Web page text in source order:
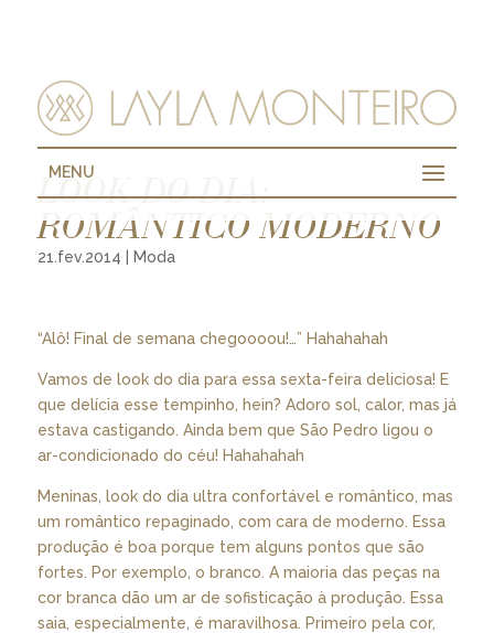
MENU
LOOK DO DIA:
ROMÂNTICO MODERNO
21.fev.2014 Moda
“Alô! Final de semana chegoooou!…” Hahahahah
Vamos de look do dia para essa sexta-feira deliciosa! E
que delícia esse tempinho, hein? Adoro sol, calor, mas já
estava castigando. Ainda bem que São Pedro ligou o
ar-condicionado do céu! Hahahahah
Meninas, look do dia ultra confortável e romântico, mas
um romântico repaginado, com cara de moderno. Essa
produção é boa porque tem alguns pontos que são
fortes. Por exemplo, o branco. A maioria das peças na
cor branca dão um ar de sofisticação à produção. Essa
saia, especialmente, é maravilhosa. Primeiro pela cor,